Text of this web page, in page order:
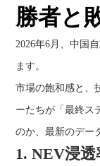
勝者と
2026年6月、中国
ます。
市場の飽和感と、
ーたちが「最終ス
のか、最新のデー
1. NEV浸